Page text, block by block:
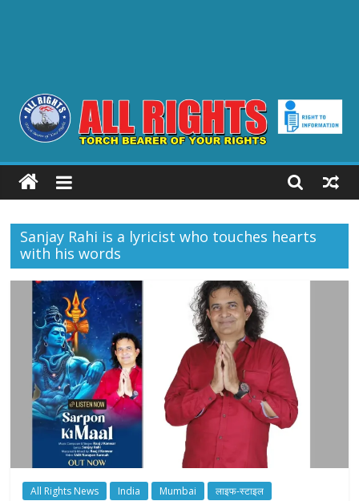
ALL
RIGHTS
Torch
Bearer
of
your
Rights
Sanjay Rahi is a lyricist who touches hearts
with his words
All Rights News India Mumbai लाइफ-स्टाइल